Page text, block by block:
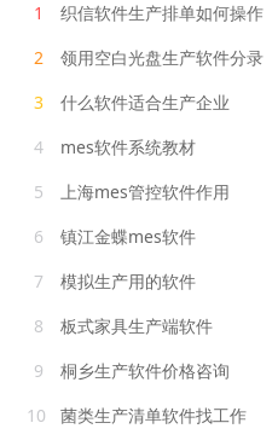
1
织信软件生产排单如何操作
2
领用空白光盘生产软件分录
3
什么软件适合生产企业
4
mes软件系统教材
5
上海mes管控软件作用
6
镇江金蝶mes软件
7
模拟生产用的软件
8
板式家具生产端软件
9
桐乡生产软件价格咨询
10
菌类生产清单软件找工作